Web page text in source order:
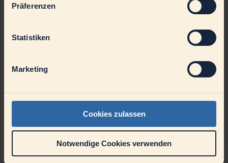
Präferenzen
Statistiken
Marketing
Cookies zulassen
Notwendige Cookies verwenden
Konkret sind Sie bei uns 38 Stunden pro Woche im Einsatz –
dies von Montag bis Freitag und ausschließlich in Tagschicht.
Und damit wir gemeinsam vorankommen, fördern wir Ihre
Freuen Sie sich außerdem auf attraktive Mitarbeiterangebote
bei Partnern des Handels und auf eine vergünstigte Hansefit
Freuen Sie sich auf eine Unternehmenskultur, in der Sie als Mensch
zählen. Konkret heißt das: Wir legen großen Wert auf einen offenen
ob Sie alle Anforderungen erfüllen? Lassen Sie uns gemeinsam
herausfinden, ob wir zueinander passen. Wir freuen uns auf Ihre